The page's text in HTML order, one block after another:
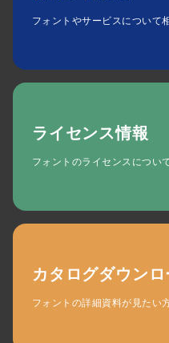
フォントやサービスについて
ライセンス情報
フォントのライセンスについ
カタログダウンロ
フォントの詳細資料が見たい